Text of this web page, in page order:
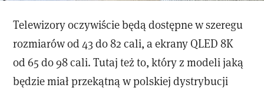
Telewizory oczywiście będą dostępne w szeregu
rozmiarów od 43 do 82 cali, a ekrany QLED 8K
od 65 do 98 cali. Tutaj też to, który z modeli jaką
będzie miał przekątną w polskiej dystrybucji